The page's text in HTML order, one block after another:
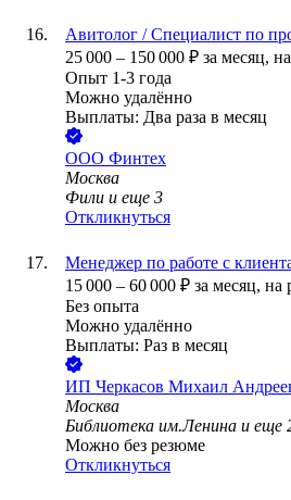
Авитолог / Специалист по
25 000 – 150 000 ₽ за месяц,
Опыт 1-3 года
Можно удалённо
Выплаты: Два раза в месяц
ООО Финтех
Москва
Фили и еще 3
Откликнуться
Менеджер по работе с
15 000 – 60 000 ₽ за месяц, на
Без опыта
Можно удалённо
Выплаты: Раз в месяц
ИП Черкасов Михаил
Москва
Библиотека им.Ленина и еще
Можно без резюме
Откликнуться